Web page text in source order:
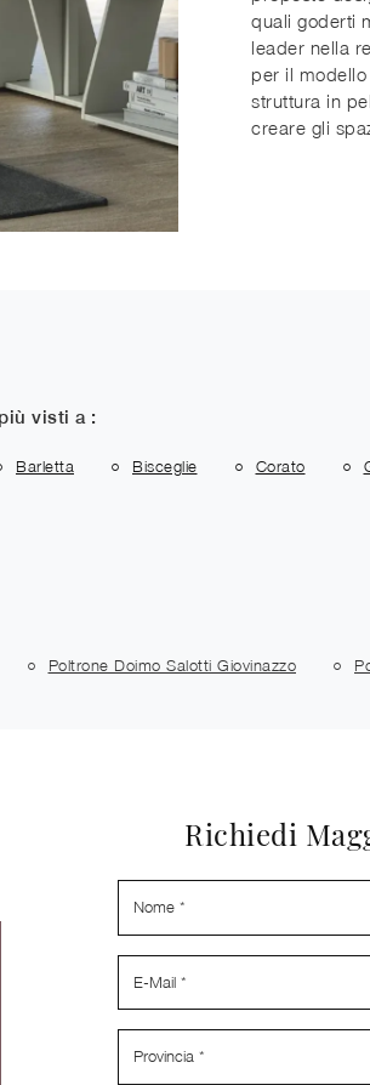
quali goderti
leader nella
per il
struttura in
creare gli
visti a :
Barletta Bisceglie Corato
Poltrone Doimo Salotti Giovinazzo
Richiedi